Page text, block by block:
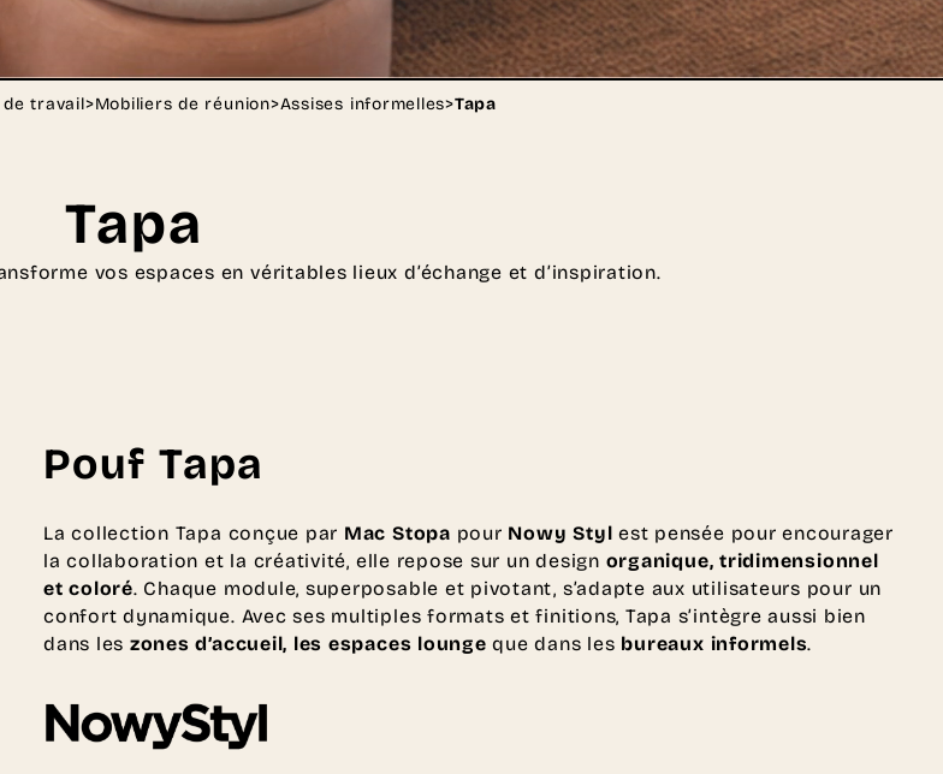
de travail>Mobiliers de réunion>Assises informelles>Tapa
Tapa
vos espaces en véritables lieux d’échange et d’inspiration.
Pouf Tapa
La collection Tapa conçue par Mac Stopa pour Nowy Stylest pensée pour encourager
la collaboration et la créativité, elle repose sur un design organique, tridimensionnel
et coloré. Chaque module, superposable et pivotant, s’adapte aux utilisateurs pour un
confort dynamique. Avec ses multiples formats et finitions, Tapa s’intègre aussi bien
dans les zones d’accueil, les espaces lounge que dans les bureaux informels.